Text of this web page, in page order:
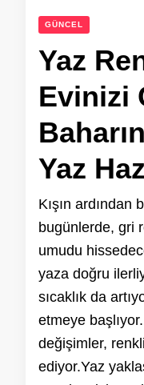
GÜNCEL
Yaz
Evinizi
Yaz
Kışın ardından
bugünlerde, gri
umudu
yaza doğru
sıcaklık da
etmeye
değişimler,
ediyor.Yaz